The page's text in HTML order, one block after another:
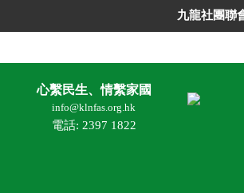
九龍社團聯
心繫民生、情繫家國
info@klnfas.org.hk
電話: 2397 1822